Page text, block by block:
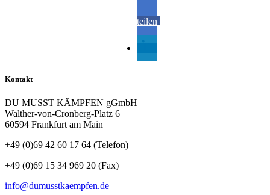
teilen
Kontakt
DU MUSST KÄMPFEN gGmbH
Walther-von-Cronberg-Platz 6
60594 Frankfurt am Main
+49 (0)69 42 60 17 64 (Telefon)
+49 (0)69 15 34 969 20 (Fax)
info@dumusstkaempfen.de